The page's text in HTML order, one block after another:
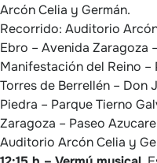
Arcón Celia y Germán.
Recorrido: Auditorio
Ebro – Avenida Zaragoza
Manifestación del Reino –
Torres de Berrellén – Don
Piedra – Parque Tierno
Zaragoza – Paseo
Auditorio Arcón Celia y